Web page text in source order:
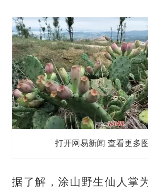
打开网易新闻 查看更多
据了解，涂山野生仙人掌